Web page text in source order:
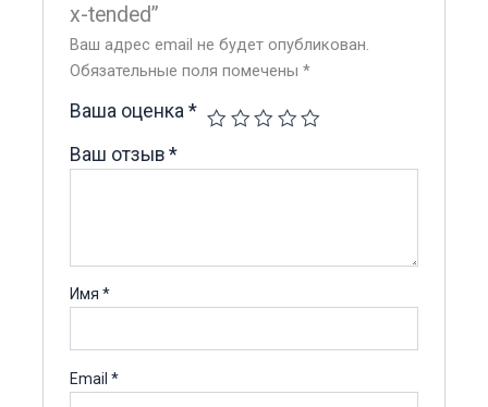
x-tended”
Ваш адрес email не будет опубликован.
Обязательные поля помечены*
Ваша оценка*
Ваш отзыв*
Имя*
Email*